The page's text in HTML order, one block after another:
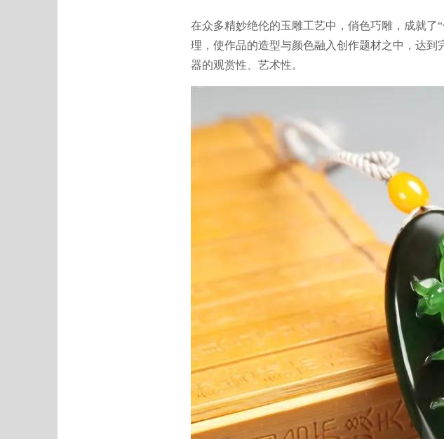
在众多精妙绝伦的玉雕工艺中，俏色巧雕，成就了
理，使作品的造型与颜色融入创作题材之中，达
器的观赏性、艺术性。